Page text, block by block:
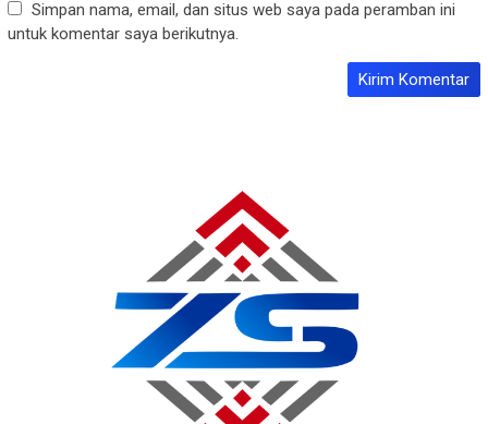
Simpan nama, email, dan situs web saya pada peramban ini
untuk komentar saya berikutnya.